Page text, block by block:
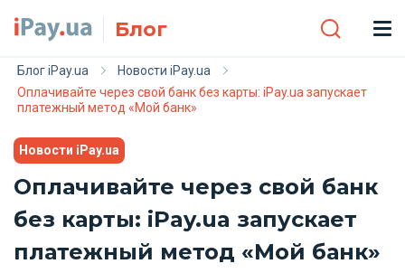
Блог
Блог iPay.ua
Новости iPay.ua
Оплачивайте через свой банк без карты: iPay.ua запускает
платежный метод «Мой банк»
Новости iPay.ua
Оплачивайте через свой банк
без карты: iPay.ua запускает
платежный метод «Мой банк»